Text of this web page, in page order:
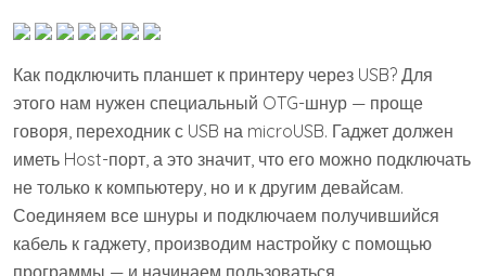
Как подключить планшет к принтеру через USB? Для
этого нам нужен специальный OTG-шнур — проще
говоря, переходник с USB на microUSB. Гаджет должен
иметь Host-порт, а это значит, что его можно подключать
не только к компьютеру, но и к другим девайсам.
Соединяем все шнуры и подключаем получившийся
кабель к гаджету, производим настройку с помощью
программы — и начинаем пользоваться.